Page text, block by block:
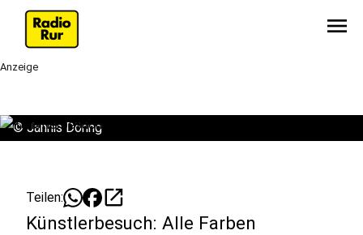
menu
Anzeige
© Jannis Döring
Teilen: open_in_new
Künstlerbesuch: Alle Farben